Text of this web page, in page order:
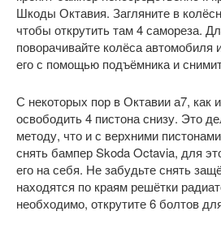
Шкоды Октавия. Загляните в
чтобы открутить там 4 самореза.
поворачивайте колёса автомобиля
его с помощью подъёмника и
С некоторых пор в Октавии а7, как
освободить 4 пистона снизу. Это
методу, что и с верхними
снять бампер Skoda Octavia, для
его на себя. Не забудьте снять
находятся по краям решётки
необходимо, открутите 6 болтов